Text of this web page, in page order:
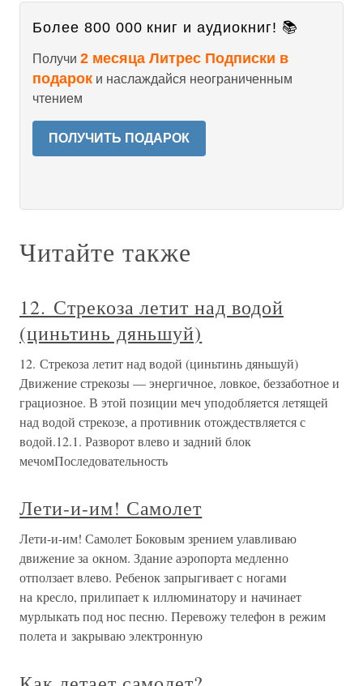
Более 800 000 книг и аудиокниг! 📚
Получи 2 месяца Литрес Подписки в
подарок и наслаждайся неограниченным
чтением
ПОЛУЧИТЬ ПОДАРОК
Читайте также
12. Стрекоза летит над водой
(циньтинь дяньшуй)
12. Стрекоза летит над водой (циньтинь дяньшуй)
Движение стрекозы — энергичное, ловкое, беззаботное и
грациозное. В этой позиции меч уподобляется летящей
над водой стрекозе, а противник отождествляется с
водой.12.1. Разворот влево и задний блок
мечомПоследовательность
Лети-и-им! Самолет
Лети-и-им! Самолет Боковым зрением улавливаю
движение за окном. Здание аэропорта медленно
отползает влево. Ребенок запрыгивает с ногами
на кресло, прилипает к иллюминатору и начинает
мурлыкать под нос песню. Перевожу телефон в режим
полета и закрываю электронную